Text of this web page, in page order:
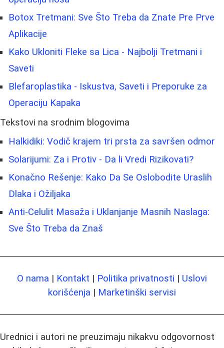
Botox Tretmani: Sve Što Treba da Znate Pre Prve
Aplikacije
Kako Ukloniti Fleke sa Lica - Najbolji Tretmani i
Saveti
Blefaroplastika - Iskustva, Saveti i Preporuke za
Operaciju Kapaka
Tekstovi na srodnim blogovima
Halkidiki: Vodič krajem tri prsta za savršen odmor
Solarijumi: Za i Protiv - Da li Vredi Rizikovati?
Konačno Rešenje: Kako Da Se Oslobodite Uraslih
Dlaka i Ožiljaka
Anti-Celulit Masaža i Uklanjanje Masnih Naslaga:
Sve Što Treba da Znaš
O nama | Kontakt | Politika privatnosti | Uslovi
korišćenja | Marketinški servisi
Urednici i autori ne preuzimaju nikakvu odgovornost